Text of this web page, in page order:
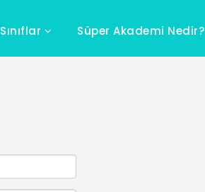
Sınıflar Süper Akademi Nedir?